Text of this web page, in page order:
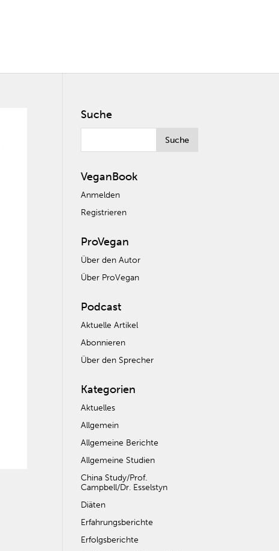
Suche
VeganBook
Anmelden
Registrieren
ProVegan
Über den Autor
Über ProVegan
Podcast
Aktuelle Artikel
Abonnieren
Über den Sprecher
Kategorien
Aktuelles
Allgemein
Allgemeine Berichte
Allgemeine Studien
China Study/Prof.
Campbell/Dr. Esselstyn
Diäten
Erfahrungsberichte
Erfolgsberichte